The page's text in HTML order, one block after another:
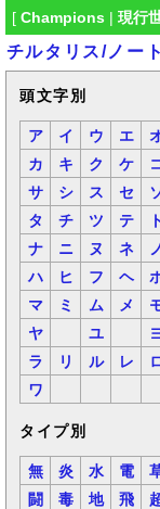
[ Champions | 現行
チルタリス/ノート
頭文字別
ア イ ウ エ
カ
キ ク ケ
サ
シ ス セ
タ
チ ツ テ
ナ
ニ ヌ ネ
ハ
ヒ フ ヘ
マ
ミ ム メ
ヤ
ユ
ラ
リ ル レ
ワ
タイプ別
無 炎 水 電
闘
毒 地 飛